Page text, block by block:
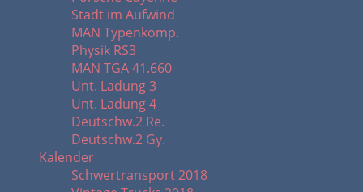
Stadt im Aufwind
MAN Typenkomp.
Physik RS3
MAN TGA 41.660
Unt. Ladung 3
Unt. Ladung 4
Deutschw.2 Re.
Deutschw.2 Gy.
Kalender
Schwertransport 2018